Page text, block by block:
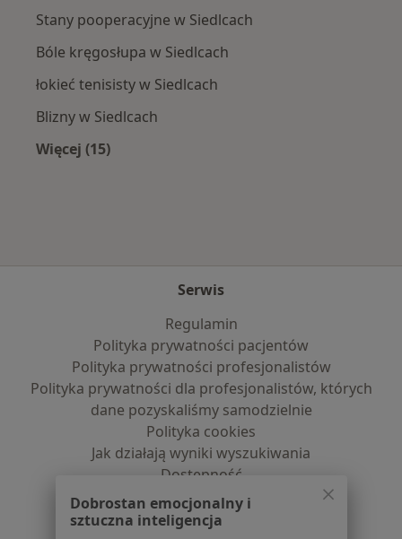
Stany pooperacyjne w Siedlcach
Bóle kręgosłupa w Siedlcach
łokieć tenisisty w Siedlcach
Blizny w Siedlcach
Więcej (15)
Serwis
Regulamin
Polityka prywatności pacjentów
Polityka prywatności profesjonalistów
Polityka prywatności dla profesjonalistów, których
dane pozyskaliśmy samodzielnie
Polityka cookies
Jak działają wyniki wyszukiwania
Dostępność
O nas
Praca Rekrutujemy!
Dobrostan emocjonalny i
sztuczna inteligencja